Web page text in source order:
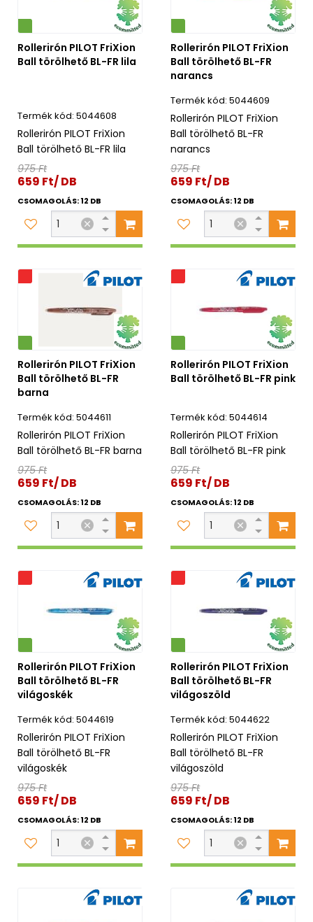
Rollerirón PILOT FriXion
Ball törölhető BL-FR lila
5044608
Rollerirón PILOT FriXion
Ball törölhető BL-FR lila
975 Ft
659 Ft/ DB
CSOMAGOLÁS: 12 DB
Környezetbarát
Rollerirón PILOT FriXion
Ball törölhető BL-FR
narancs
5044609
Rollerirón PILOT FriXion
Ball törölhető BL-FR
narancs
975 Ft
659 Ft/ DB
CSOMAGOLÁS: 12 DB
Rollerirón PILOT FriXion
Ball törölhető BL-FR
barna
5044611
Rollerirón PILOT FriXion
Ball törölhető BL-FR barna
975 Ft
659 Ft/ DB
CSOMAGOLÁS: 12 DB
Akciós
Környezetbarát
Rollerirón PILOT FriXion
Ball törölhető BL-FR pink
5044614
Rollerirón PILOT FriXion
Ball törölhető BL-FR pink
975 Ft
659 Ft/ DB
CSOMAGOLÁS: 12 DB
Rollerirón PILOT FriXion
Ball törölhető BL-FR
világoskék
5044619
Rollerirón PILOT FriXion
Ball törölhető BL-FR
világoskék
975 Ft
659 Ft/ DB
CSOMAGOLÁS: 12 DB
Akciós
Környezetbarát
Rollerirón PILOT FriXion
Ball törölhető BL-FR
világoszöld
5044622
Rollerirón PILOT FriXion
Ball törölhető BL-FR
világoszöld
975 Ft
659 Ft/ DB
CSOMAGOLÁS: 12 DB